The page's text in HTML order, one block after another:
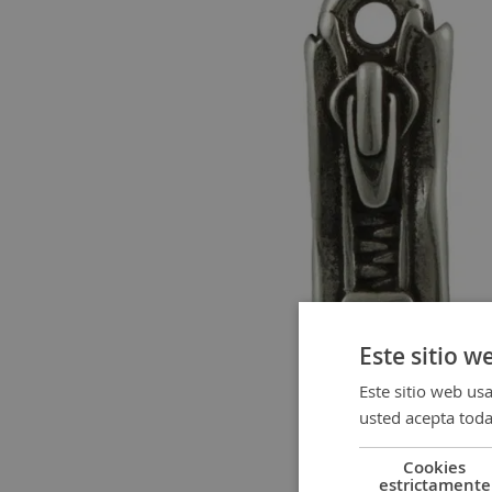
Este sitio
Este sitio web
usted acepta
Cookies
estrictamente